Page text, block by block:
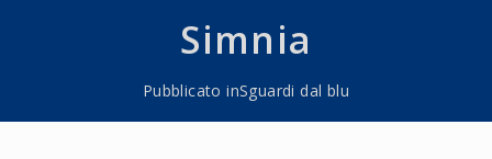
Simnia
Pubblicato inSguardi dal blu